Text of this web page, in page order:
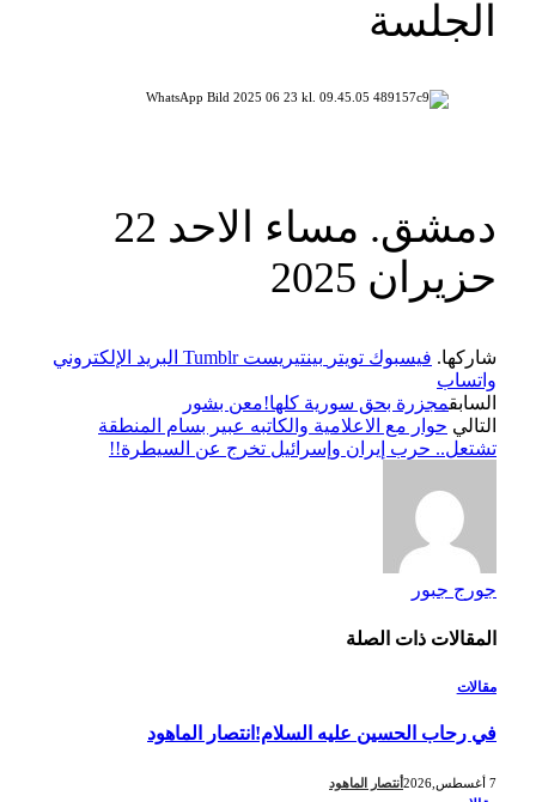
الجلسة
دمشق. مساء الاحد 22
حزيران 2025
شاركها. فيسبوك تويتر بينتيريست Tumblr البريد الإلكتروني
واتساب
السابقمجزرة بحق سورية كلها!معن بشور
التالي حوار مع الاعلامية والكاتبه عبير بسام المنطقة
تشتعل.. حرب إيران وإسرائيل تخرج عن السيطرة!!
جورج جبور
المقالاتذات الصلة
مقالات
في رحاب الحسين عليه السلام!انتصار الماهود
أنتصار الماهود